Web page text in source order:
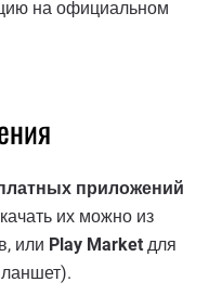
на официальном
приложений
их можно из
или Play Market для